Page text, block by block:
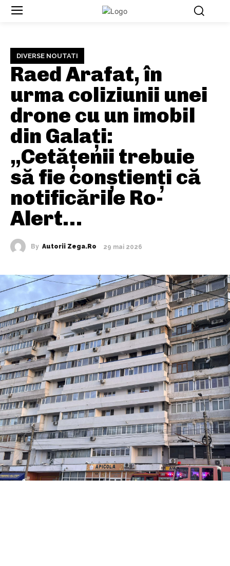
DIVERSE NOUTATI
Raed Arafat, în
urma coliziunii unei
drone cu un imobil
din Galați:
„Cetățenii trebuie
să fie conștienți că
notificările Ro-
Alert…
By Autorii Zega.ro 29 mai 2026